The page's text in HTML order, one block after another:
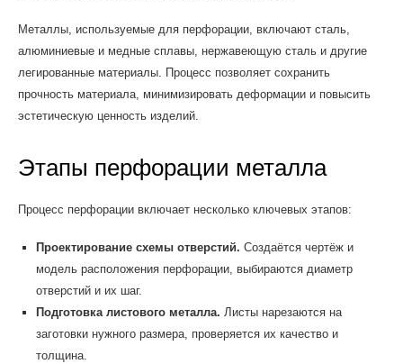
Металлы, используемые для перфорации, включают сталь,
алюминиевые и медные сплавы, нержавеющую сталь и другие
легированные материалы. Процесс позволяет сохранить
прочность материала, минимизировать деформации и повысить
эстетическую ценность изделий.
Этапы перфорации металла
Процесс перфорации включает несколько ключевых этапов:
Проектирование схемы отверстий. Создаётся чертёж и
модель расположения перфорации, выбираются диаметр
отверстий и их шаг.
Подготовка листового металла. Листы нарезаются на
заготовки нужного размера, проверяется их качество и
толщина.